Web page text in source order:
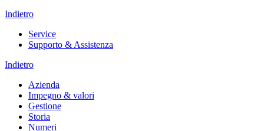
Indietro
Service
Supporto & Assistenza
Indietro
Azienda
Impegno & valori
Gestione
Storia
Numeri